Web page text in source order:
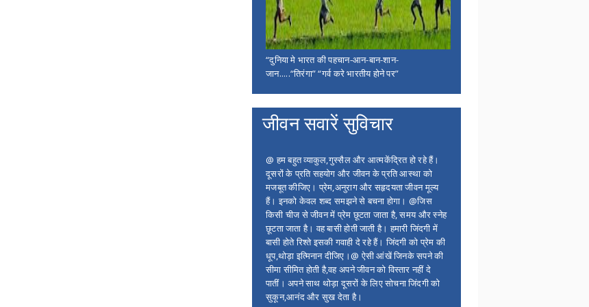
“दुनिया मे भारत की पहचान-आन-बान-शान-
जान.....“तिरंगा” “गर्व करे भारतीय होने पर”
जीवन सवारें सुविचार
@ हम बहुत व्याकुल,गुस्सैल और आत्मकेंद्रित हो रहे हैं।
दूसरों के प्रति सहयोग और जीवन के प्रति आस्था को
मजबूत कीजिए। प्रेम,अनुराग और सहृदयता जीवन मूल्य
हैं। इनको केवल शब्द समझने से बचना होगा। @जिस
किसी चीज से जीवन में प्रेम छूटता जाता है, समय और स्नेह
छूटता जाता है। वह बासी होती जाती है। हमारी जिंदगी में
बासी होते रिश्ते इसकी गवाही दे रहे हैं। जिंदगी को प्रेम की
धूप,थोड़ा इत्मिनान दीजिए।@ ऐसी आंखें जिनके सपने की
सीमा सीमित होती है,वह अपने जीवन को विस्तार नहीं दे
पातीं। अपने साथ थोड़ा दूसरों के लिए सोचना जिंदगी को
सुकून,आनंद और सुख देता है।